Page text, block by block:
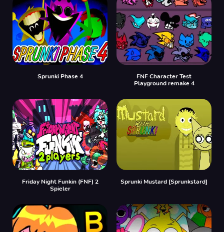
Sprunki Phase 4
FNF Character Test
Playground remake 4
Friday Night Funkin (FNF) 2
Spieler
Sprunki Mustard [Sprunkstard]